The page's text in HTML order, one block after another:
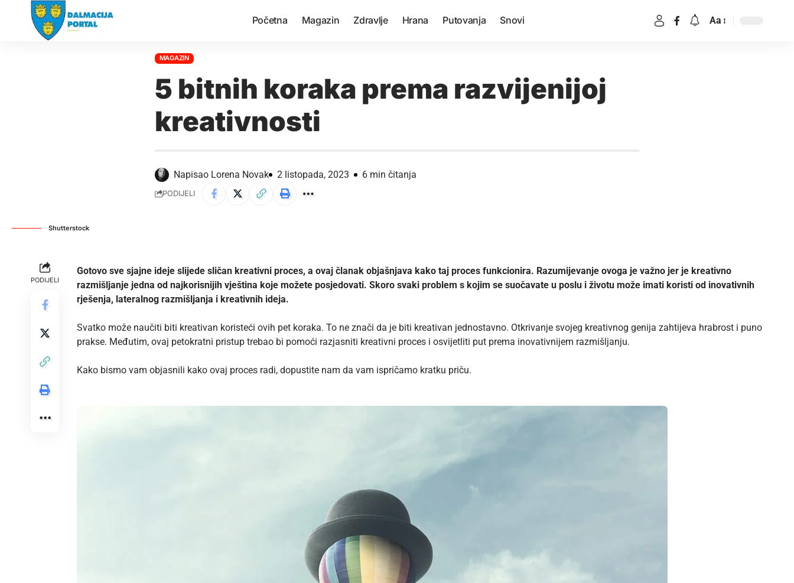
Početna Magazin Zdravlje Hrana Putovanja Snovi Aa
MAGAZIN
5 bitnih koraka prema razvijenijoj
kreativnosti
Napisao Lorena Novak 2 listopada, 2023 6 min čitanja
PODIJELI
Shutterstock
PODIJELI
Gotovo sve sjajne ideje slijede sličan kreativni proces, a ovaj članak objašnjava kako taj proces funkcionira. Razumijevanje ovoga je važno jer je kreativno
razmišljanje jedna od najkorisnijih vještina koje možete posjedovati. Skoro svaki problem s kojim se suočavate u poslu i životu može imati koristi od inovativnih
rješenja, lateralnog razmišljanja i kreativnih ideja.
Svatko može naučiti biti kreativan koristeći ovih pet koraka. To ne znači da je biti kreativan jednostavno. Otkrivanje svojeg kreativnog genija zahtijeva hrabrost i puno
prakse. Međutim, ovaj petokratni pristup trebao bi pomoći razjasniti kreativni proces i osvijetliti put prema inovativnijem razmišljanju.
Kako bismo vam objasnili kako ovaj proces radi, dopustite nam da vam ispričamo kratku priču.